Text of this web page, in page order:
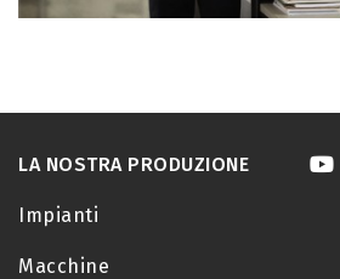
LA NOSTRA PRODUZIONE
Impianti
Macchine